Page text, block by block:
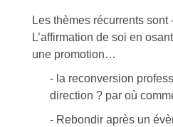
Les thèmes récurrents
L’affirmation de soi en
une promotion…
- la reconversion
direction ? par où
- Rebondir après un